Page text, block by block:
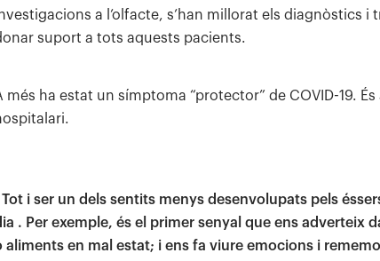
a l’olfacte, s’han millorat els diagnòstics i
suport a tots aquests pacients.
més ha estat un símptoma “protector” de COVID-19.
i ser un dels sentits menys desenvolupats pels
. Per exemple, és el primer senyal que ens adverteix
aliments en mal estat; i ens fa viure emocions i